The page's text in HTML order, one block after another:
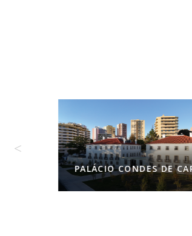
PALÁCIO CONDES DE